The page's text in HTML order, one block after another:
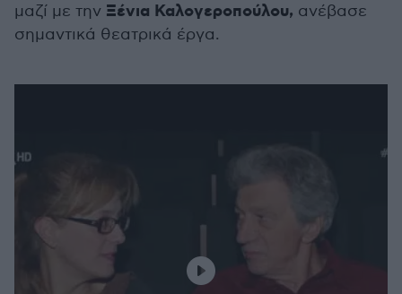
μαζί με την Ξένια Καλογεροπούλου, ανέβασε
σημαντικά θεατρικά έργα.